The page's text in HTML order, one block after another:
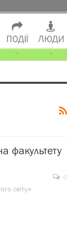
ПОДІЇ ЛЮДИ
факультету
0
світу»